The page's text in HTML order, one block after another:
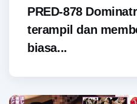
PRED-878
terampil dan
biasa...